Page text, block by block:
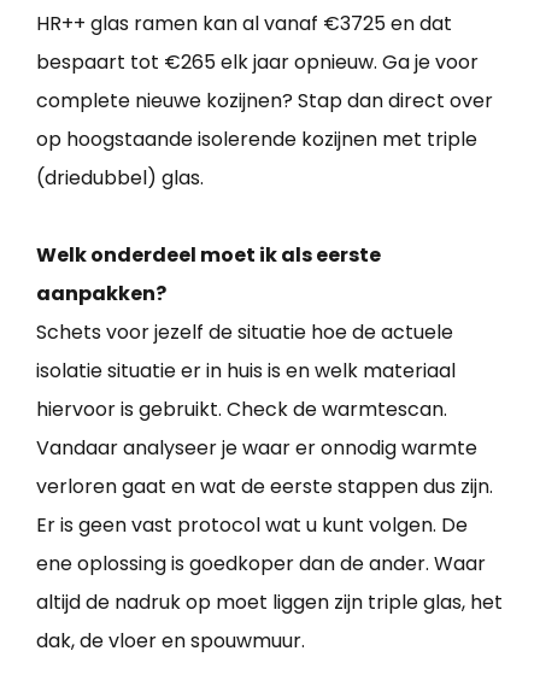
HR++ glas ramen kan al vanaf €3725 en dat
bespaart tot €265 elk jaar opnieuw. Ga je voor
complete nieuwe kozijnen? Stap dan direct over
op hoogstaande isolerende kozijnen met triple
(driedubbel) glas.
Welk onderdeel moet ik als eerste
aanpakken?
Schets voor jezelf de situatie hoe de actuele
isolatie situatie er in huis is en welk materiaal
hiervoor is gebruikt. Check de warmtescan.
Vandaar analyseer je waar er onnodig warmte
verloren gaat en wat de eerste stappen dus zijn.
Er is geen vast protocol wat u kunt volgen. De
ene oplossing is goedkoper dan de ander. Waar
altijd de nadruk op moet liggen zijn triple glas, het
dak, de vloer en spouwmuur.